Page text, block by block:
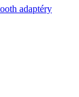
adaptéry